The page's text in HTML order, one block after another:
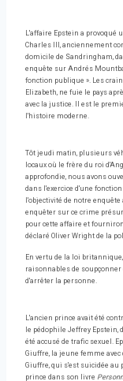
L'affaire Epstein a provoqué
Charles III, anciennement
domicile de Sandringham,
enquête sur Andrés
fonction publique ». Les
Elizabeth, ne fuie le pays
avec la justice. Il est le
l'histoire moderne.
Tôt jeudi matin, plusieurs
locaux où le frère du roi
approfondie, nous avons
dans l'exercice d'une
l'objectivité de notre
enquêter sur ce crime
pour cette affaire et
déclaré Oliver Wright de la
En vertu de la loi
raisonnables de
d'arrêter la personne.
L'ancien prince avait été
le pédophile Jeffrey Epstein,
été accusé de trafic sexuel.
Giuffre, la jeune femme
Giuffre, qui s'est suicidée au
prince dans son livre